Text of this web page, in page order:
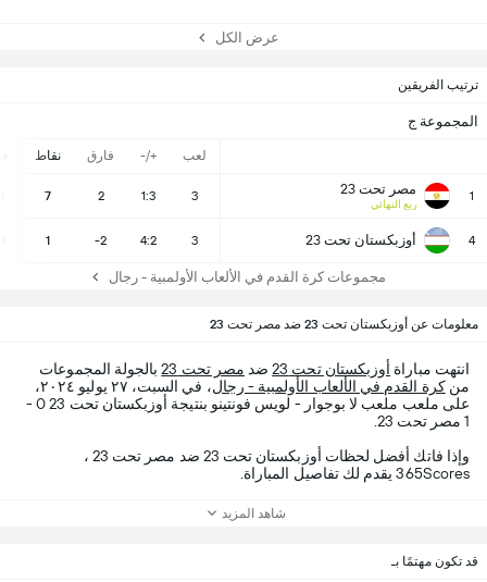
ترتيب الفريقين
المجموعة ج
لعب +/- فارق نقاط
1 مصر تحت 23
ربع النهائي
3
1:3
2
7
4 أوزبكستان تحت 23 3
4:2
-2
1
مجموعات كرة القدم في الألعاب الأولمبية - رجال
عرض الكل
معلومات عن أوزبكستان تحت 23 ضد مصر تحت 23
انتهت مباراة أوزبكستان تحت 23 ضد مصر تحت 23
بالجولة المجموعات
منكرة القدم في الألعاب الأولمبية - رجال
، في السبت، ٢٧ يوليو ٢٠٢٤،
على ملعب ملعب لا بوجوار - لويس فونتينو بنتيجة أوزبكستان تحت 23 0 -
1 مصر تحت 23.
وإذا فاتك أفضل لحظات أوزبكستان تحت 23 ضد مصر تحت 23 ،
365Scores يقدم لك تفاصيل المباراة.
شاهد المزيد
قد تكون مهتمًا بـ